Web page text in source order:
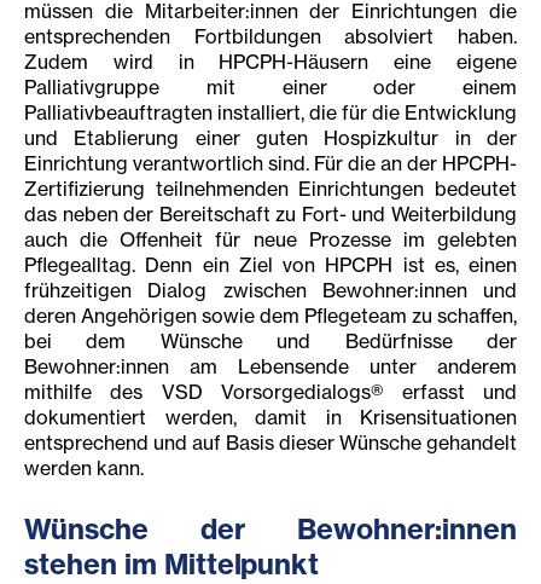
müssen die Mitarbeiter:innen der Einrichtungen die
entsprechenden Fortbildungen absolviert haben.
Zudem wird in HPCPH-Häusern eine eigene
Palliativgruppe mit einer oder einem
Palliativbeauftragten installiert, die für die Entwicklung
und Etablierung einer guten Hospizkultur in der
Einrichtung verantwortlich sind. Für die an der HPCPH-
Zertifizierung teilnehmenden Einrichtungen bedeutet
das neben der Bereitschaft zu Fort- und Weiterbildung
auch die Offenheit für neue Prozesse im gelebten
Pflegealltag. Denn ein Ziel von HPCPH ist es, einen
frühzeitigen Dialog zwischen Bewohner:innen und
deren Angehörigen sowie dem Pflegeteam zu schaffen,
bei dem Wünsche und Bedürfnisse der
Bewohner:innen am Lebensende unter anderem
mithilfe des VSD Vorsorgedialogs® erfasst und
dokumentiert werden, damit in Krisensituationen
entsprechend und auf Basis dieser Wünsche gehandelt
werden kann.
Wünsche der Bewohner:innen
stehen im Mittelpunkt